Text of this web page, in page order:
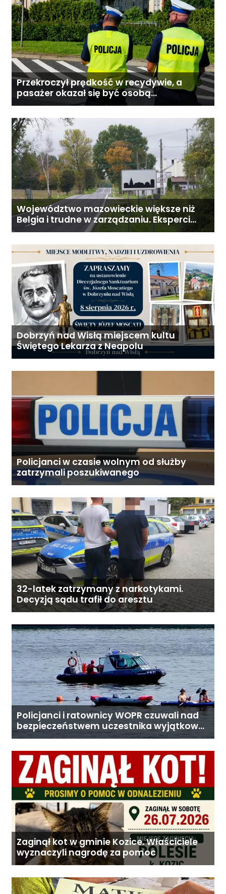
Przekroczył prędkość w recydywie, a
pasażer okazał się być osobą
poszukiwaną
Województwo mazowieckie większe niż
Belgia i trudne w zarządzaniu. Eksperci
proponują podział centralnej Polski
Dobrzyń nad Wisłą miejscem kultu
Świętego Lekarza z Neapolu
Policjanci w czasie wolnym od służby
zatrzymali poszukiwanego
32-latek zatrzymany z narkotykami.
Decyzją sądu trafił do aresztu
Policjanci i ratownicy WOPR czuwali nad
bezpieczeństwem uczestnika wyjątkowej
wyprawy
Zaginął kot w gminie Kozice. Właściciele
wyznaczyli nagrodę za pomoc